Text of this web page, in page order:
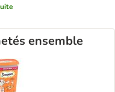
ensemble